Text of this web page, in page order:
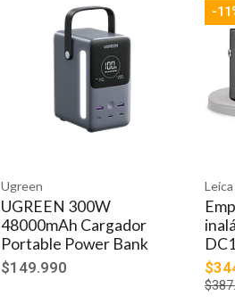
Ugreen
UGREEN 300W
48000mAh Cargador
Portable Power Bank
$149.990
-
Leica